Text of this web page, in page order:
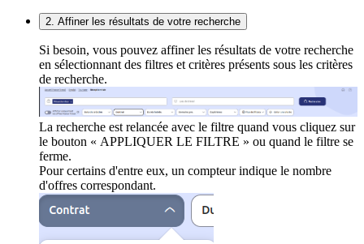
2. Affiner les résultats de votre recherche
Si besoin, vous pouvez affiner les résultats de votre recherche
en sélectionnant des filtres et critères présents sous les critères
de recherche.
La recherche est relancée avec le filtre quand vous cliquez sur
le bouton « APPLIQUER LE FILTRE » ou quand le filtre se
ferme.
Pour certains d'entre eux, un compteur indique le nombre
d'offres correspondant.